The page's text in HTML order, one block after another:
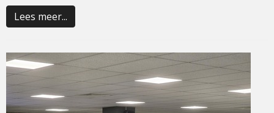
Lees meer...